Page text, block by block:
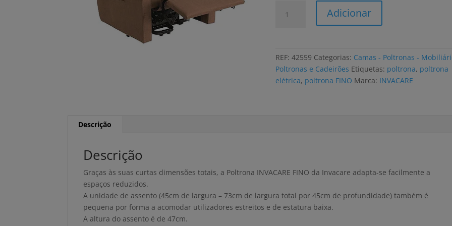
FINO
com
elevação,
Adicionar
REF:42559 Categorias: Camas - Poltronas -
Poltronas e Cadeirões Etiquetas: poltrona, poltrona
elétrica, poltrona FINO Marca: INVACARE
Descrição
Descrição
Graças às suas curtas dimensões totais, a Poltrona INVACARE FINO da Invacare adapta-se facilmente a
espaços reduzidos.
A unidade de assento (45cm de largura – 73cm de largura total por 45cm de profundidade) também é
pequena por forma a acomodar utilizadores estreitos e de estatura baixa.
A altura do assento é de 47cm.